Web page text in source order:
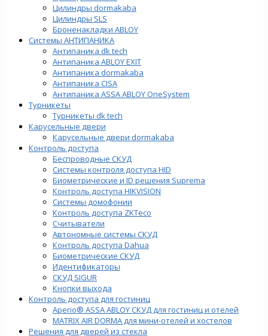
Цилиндры dormakaba
Цилиндры SLS
Броненакладки ABLOY
Системы АНТИПАНИКА
Антипаника dk tech
Антипаника ABLOY EXIT
Антипаника dormakaba
Антипаника СISA
Антипаника ASSA ABLOY OneSystem
Турникеты
Турникеты dk tech
Карусельные двери
Карусельные двери dormakaba
Контроль доступа
Беспроводные СКУД
Системы контроля доступа HID
Биометрические и ID решения Suprema
Контроль доступа HIKVISION
Системы домофонии
Контроль доступа ZKTeco
Считыватели
Автономные системы СКУД
Контроль доступа Dahua
Биометрические СКУД
Идентификаторы
СКУД SIGUR
Кнопки выхода
Контроль доступа для гостиниц
Aperio® ASSA ABLOY СКУД для гостиниц и отелей
MATRIX AIR DORMA для мини-отелей и хостелов
Решения для дверей из стекла